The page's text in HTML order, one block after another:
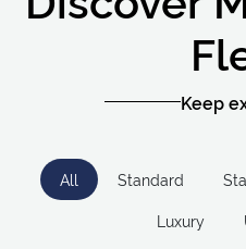
Keep
All Standard
Luxury